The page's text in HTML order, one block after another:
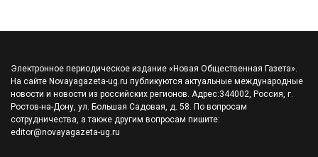
Электронное периодическое издание «Новая Общественная Газета».
На сайте Novayagazeta-ug.ru публикуются актуальные международные
новости и новости из российских регионов. Адрес:344002, Россия, г.
Ростов-на-Дону, ул. Большая Садовая, д. 58. По вопросам
сотрудничества, а также другим вопросам пишите:
editor@novayagazeta-ug.ru